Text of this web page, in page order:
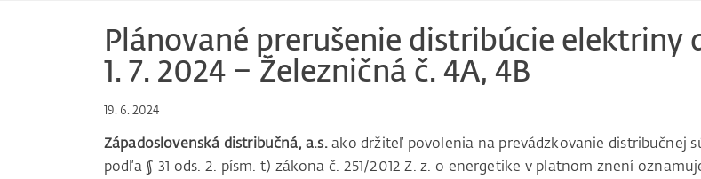
Plánované prerušenie distribúcie elektriny
1. 7. 2024 – Železničná č. 4A, 4B
19. 6. 2024
Západoslovenská distribučná, a.s.ako držiteľ povolenia na prevádzkovanie distribučnej
podľa § 31 ods. 2. písm. t) zákona č. 251/2012 Z. z. o energetike v platnom znení